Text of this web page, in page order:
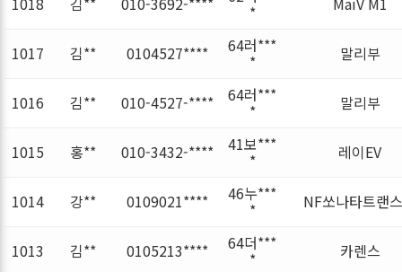
*
1017 김** 0104527**** 64러***
* 말리부
1016 김** 010-4527-**** 64러***
* 말리부
1015 홍** 010-3432-**** 41보***
* 레이EV
1014 강** 0109021**** 46누***
* NF쏘나타트랜
1013 김** 0105213**** 64더***
* 카렌스